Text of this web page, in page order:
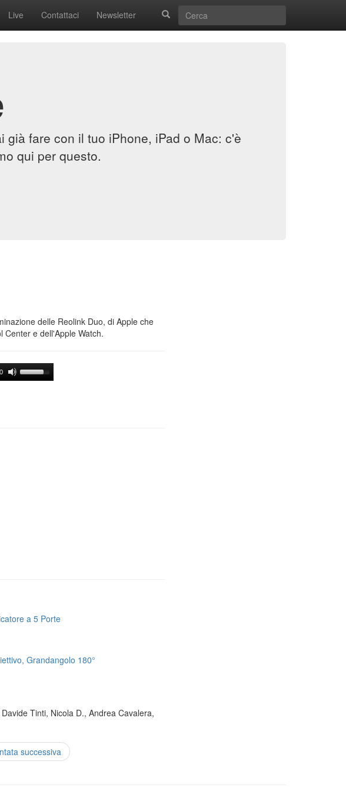
Live Contattaci Newsletter
già fare con il tuo iPhone, iPad o Mac: c'è
qui per questo.
delle Reolink Duo, di Apple che
Center e dell'Apple Watch.
a 5 Porte
Grandangolo 180°
Tinti, Nicola D., Andrea Cavalera,
successiva